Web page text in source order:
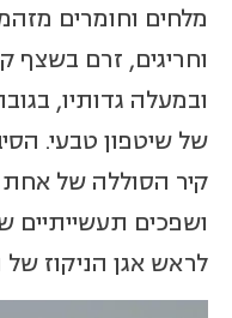
מלחים וחומרים
וחריגים, זרם בשצף
ובמעלה גדותיו,
של שיטפון טבעי.
קיר הסוללה של אחת
ושפכים
לראש אגן הניקוז של